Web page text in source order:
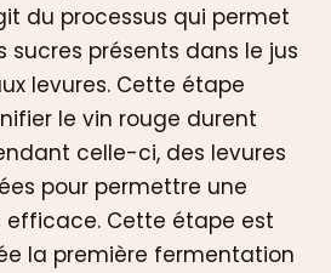
du processus qui permet
sucres présents dans le jus
levures. Cette étape
le vin rouge durent
celle-ci, des levures
pour permettre une
Cette étape est
la première fermentation